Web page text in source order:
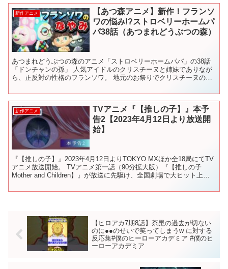
新作アニメ
【あつ森アニメ】新作！フランソ
ワの悩み!?ストロベリーホームパ
パ38話（あつまれどうぶつの森）
あつまれどうぶつの森のアニメ「ストロベリーホームパパ」の38話
「ドンチャンの孫」 人気アイドルのクリスチーヌと姉妹でありなが
ら、正反対の性格のフランソワ。 地元のお祭りでクリスチーヌのス
新作アニメ
TVアニメ『【推しの子】』本予
告2【2023年4月12日より放送開
始】
『【推しの子】』2023年4月12日よりTOKYO MXほか全18局にてTV
アニメ放送開始。 TVアニメ第一話（90分拡大版）『【推しの子
Mother and Children】』が放送に先駆け、全国劇場で大ヒット上映
【ヒロアカ7期8話】荼毘の過去が切ない
のに●●のせいで笑ってしまうw に対する
反応集#僕のヒーローアカデミア #僕のヒ
ーローアカデミア